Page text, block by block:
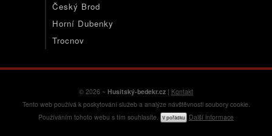
Český Brod
Horní Dubenky
Trocnov
© 2026 ~ Husitský-bedekr.cz | Kontakt
Tento web používá k poskytování služeb a analýze návštěvnosti soubory cookie.
Používáním tohoto webu s tím souhlasíte.
V pořádku Další informace